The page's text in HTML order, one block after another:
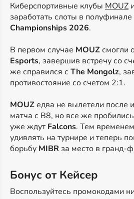
Киберспортивные клубы MOUZ и
заработать слоты в
Championships 2026.
В первом случае MOUZсмогли
Esports, завершив встречу со
же справился с The Mongolz,
противостояние со счетом 2:1.
MOUZедва не вылетели после
матча с B8, но все же
уже ждут Falcons. Тем временем
удивлять на турнире и теперь
борьбу MIBR за место в гранд-
Бонус от Кейсер
Воспользуйтесь промокодами